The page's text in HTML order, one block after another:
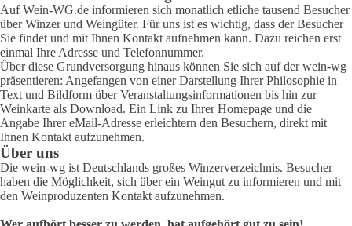
Auf Wein-WG.de informieren sich monatlich etliche tausend Besucher
über Winzer und Weingüter. Für uns ist es wichtig, dass der Besucher
Sie findet und mit Ihnen Kontakt aufnehmen kann. Dazu reichen erst
einmal Ihre Adresse und Telefonnummer.
Über diese Grundversorgung hinaus können Sie sich auf der wein-wg
präsentieren: Angefangen von einer Darstellung Ihrer Philosophie in
Text und Bildform über Veranstaltungsinformationen bis hin zur
Weinkarte als Download. Ein Link zu Ihrer Homepage und die
Angabe Ihrer eMail-Adresse erleichtern den Besuchern, direkt mit
Ihnen Kontakt aufzunehmen.
Über uns
Die wein-wg ist Deutschlands großes Winzerverzeichnis. Besucher
haben die Möglichkeit, sich über ein Weingut zu informieren und mit
den Weinproduzenten Kontakt aufzunehmen.